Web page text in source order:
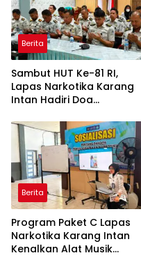
Berita
Sambut HUT Ke-81 RI,
Lapas Narkotika Karang
Intan Hadiri Doa
Kementerian Imigrasi dan
Pemasyarakatan
Berita
Program Paket C Lapas
Narkotika Karang Intan
Kenalkan Alat Musik